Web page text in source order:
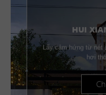
HUI
Lấy cảm hứng từ nét
hơi